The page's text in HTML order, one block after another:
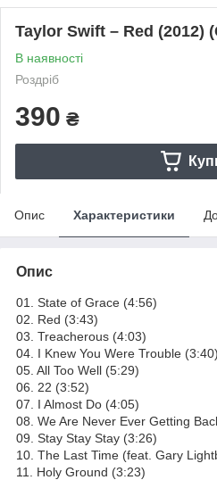
Taylor Swift – Red (2012)
В наявності
Роздріб
390 ₴
Опис Характеристики
Опис
01. State of Grace (4:56)
02. Red (3:43)
03. Treacherous (4:03)
04. I Knew You Were Trouble (3:40)
05. All Too Well (5:29)
06. 22 (3:52)
07. I Almost Do (4:05)
08. We Are Never Ever Getting
09. Stay Stay Stay (3:26)
10. The Last Time (feat. Gary
11. Holy Ground (3:23)